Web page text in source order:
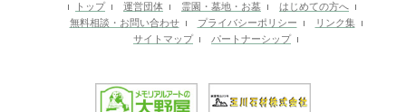
トップ 運営団体 霊園・墓地・お墓
はじめての方へ
無料相談・お問い合わせ
プライバシーポリシー
リンク集
サイトマップ
パートナーシップ